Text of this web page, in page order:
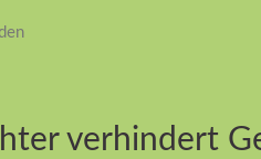
verhindert